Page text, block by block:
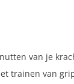
van je
trainen van